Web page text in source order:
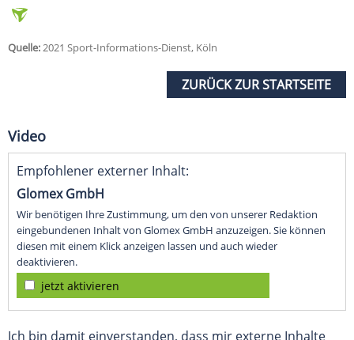
Quelle:2021 Sport-Informations-Dienst, Köln
ZURÜCK ZUR STARTSEITE
Video
Empfohlener externer Inhalt:
Glomex GmbH
Wir benötigen Ihre Zustimmung, um den von unserer Redaktion
eingebundenen Inhalt von Glomex GmbH anzuzeigen. Sie können
diesen mit einem Klick anzeigen lassen und auch wieder
deaktivieren.
jetzt aktivieren
Ich bin damit einverstanden, dass mir externe Inhalte